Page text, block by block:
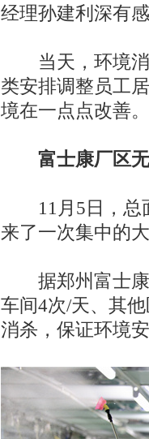
经理孙建利深有感
当天，环境消
类安排调整员工
境在一点点改善
富士康厂区无
11月5日，总面
来了一次集中的
据郑州富士康
车间4次/天、其
消杀，保证环境安